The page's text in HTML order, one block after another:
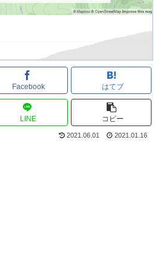
Facebook はてブ
LINE コピー
2021.06.01 2021.01.16